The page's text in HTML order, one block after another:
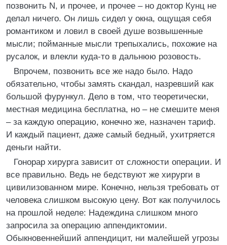
позвонить N, и прочее, и прочее – но доктор Кунц не
делал ничего. Он лишь сидел у окна, ощущая себя
романтиком и ловил в своей душе возвышенные
мысли; пойманные мысли трепыхались, похожие на
русалок, и влекли куда-то в дальнюю розовость.
Впрочем, позвонить все же надо было. Надо
обязательно, чтобы замять скандал, назревший как
большой фурункул. Дело в том, что теоретически,
местная медицина бесплатна, но – не смешите меня
– за каждую операцию, конечно же, назначен тариф.
И каждый пациент, даже самый бедный, ухитряется
деньги найти.
Гонорар хирурга зависит от сложности операции. И
все правильно. Ведь не бедствуют же хирурги в
цивилизованном мире. Конечно, нельзя требовать от
человека слишком высокую цену. Вот как получилось
на прошлой неделе: Надеждина слишком много
запросила за операцию аппендиктомии.
Обыкновеннейший аппендицит, ни малейшей угрозы